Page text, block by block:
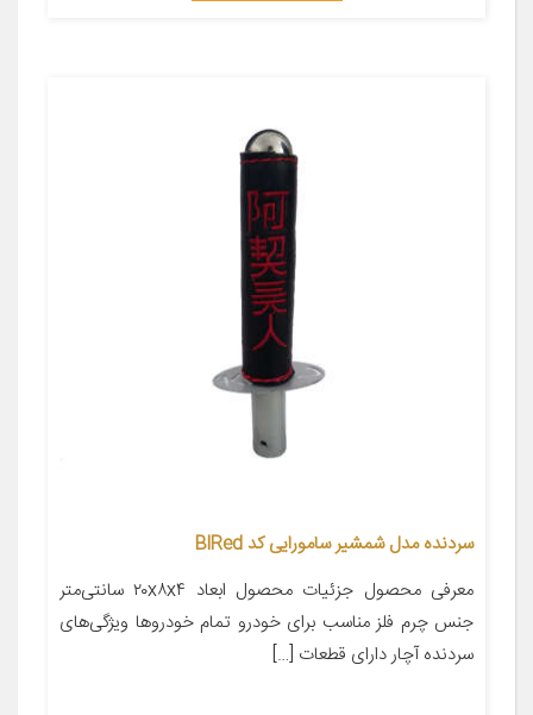
سردنده مدل شمشیر سامورایی کد BlRed
معرفی محصول جزئیات محصول ابعاد ۲۰x۸x۴ سانتی‌متر
جنس چرم فلز مناسب برای خودرو تمام خودروها ویژگی‌های
سردنده آچار دارای قطعات […]